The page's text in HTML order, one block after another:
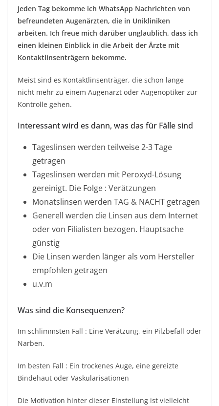
Jeden Tag bekomme ich WhatsApp Nachrichten von
befreundeten Augenärzten, die in Unikliniken
arbeiten. Ich freue mich darüber unglaublich, dass ich
einen kleinen Einblick in die Arbeit der Ärzte mit
Kontaktlinsenträgern bekomme.
Meist sind es Kontaktlinsenträger, die schon lange
nicht mehr zu einem Augenarzt oder Augenoptiker zur
Kontrolle gehen.
Interessant wird es dann, was das für Fälle sind
Tageslinsen werden teilweise 2-3 Tage
getragen
Tageslinsen werden mit Peroxyd-Lösung
gereinigt. Die Folge : Verätzungen
Monatslinsen werden TAG & NACHT getragen
Generell werden die Linsen aus dem Internet
oder von Filialisten bezogen. Hauptsache
günstig
Die Linsen werden länger als vom Hersteller
empfohlen getragen
u.v.m
Was sind die Konsequenzen?
Im schlimmsten Fall : Eine Verätzung, ein Pilzbefall oder
Narben.
Im besten Fall : Ein trockenes Auge, eine gereizte
Bindehaut oder Vaskularisationen
Die Motivation hinter dieser Einstellung ist vielleicht